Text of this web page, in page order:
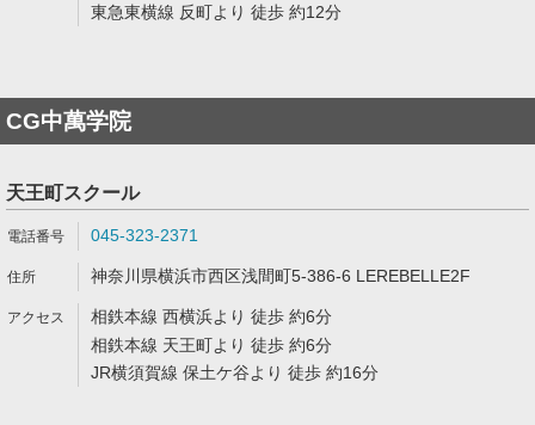
東急東横線 反町より 徒歩 約12分
CG中萬学院
天王町スクール
045-323-2371
神奈川県横浜市西区浅間町5-386-6 LEREBELLE2F
相鉄本線 西横浜より 徒歩 約6分
相鉄本線 天王町より 徒歩 約6分
JR横須賀線 保土ケ谷より 徒歩 約16分